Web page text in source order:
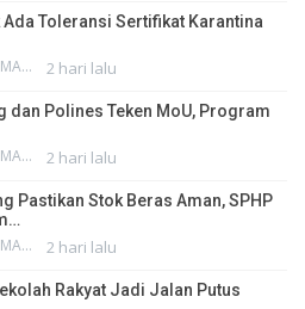
Ada Toleransi Sertifikat Karantina
NANDA RIZKA MAHENDRA 2 hari lalu
dan Polines Teken MoU, Program
NANDA RIZKA MAHENDRA 2 hari lalu
Pastikan Stok Beras Aman, SPHP
NANDA RIZKA MAHENDRA 2 hari lalu
Rakyat Jadi Jalan Putus